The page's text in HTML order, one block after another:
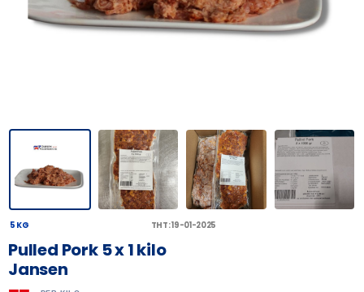
5 KG THT: 19-01-2025
Pulled Pork 5 x 1 kilo
Jansen